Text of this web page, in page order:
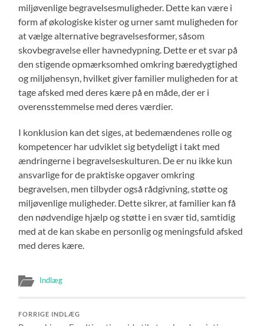
miljøvenlige begravelsesmuligheder. Dette kan være i
form af økologiske kister og urner samt muligheden for
at vælge alternative begravelsesformer, såsom
skovbegravelse eller havnedypning. Dette er et svar på
den stigende opmærksomhed omkring bæredygtighed
og miljøhensyn, hvilket giver familier muligheden for at
tage afsked med deres kære på en måde, der er i
overensstemmelse med deres værdier.
I konklusion kan det siges, at bedemændenes rolle og
kompetencer har udviklet sig betydeligt i takt med
ændringerne i begravelseskulturen. De er nu ikke kun
ansvarlige for de praktiske opgaver omkring
begravelsen, men tilbyder også rådgivning, støtte og
miljøvenlige muligheder. Dette sikrer, at familier kan få
den nødvendige hjælp og støtte i en svær tid, samtidig
med at de kan skabe en personlig og meningsfuld afsked
med deres kære.
Indlæg
FORRIGE INDLÆG